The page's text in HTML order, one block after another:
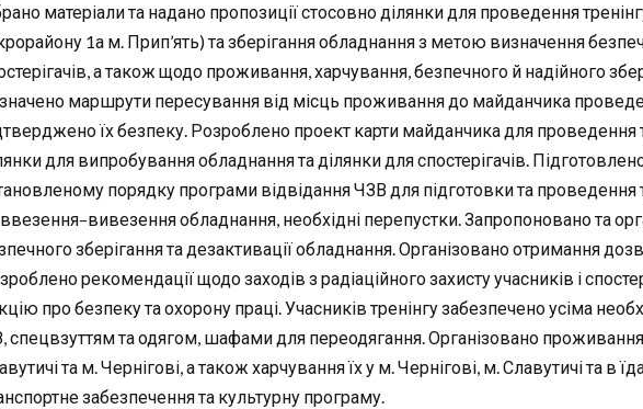
матеріали та надано пропозиції стосовно ділянки для проведення
1а м. Прип’ять) та зберігання обладнання з метою визначення
а також щодо проживання, харчування, безпечного й надійного
маршрути пересування від місць проживання до майданчика
їх безпеку. Розроблено проект карти майданчика для проведення
для випробування обладнання та ділянки для спостерігачів.
порядку програми відвідання ЧЗВ для підготовки та проведення
обладнання, необхідні перепустки. Запропоновано та
зберігання та дезактивації обладнання. Організовано отримання
рекомендації щодо заходів з радіаційного захисту учасників і
про безпеку та охорону праці. Учасників тренінгу забезпечено усіма
спецвзуттям та одягом, шафами для переодягання. Організовано проживання
та м. Чернігові, а також харчування їх у м. Чернігові, м. Славутичі та в
забезпечення та культурну програму.